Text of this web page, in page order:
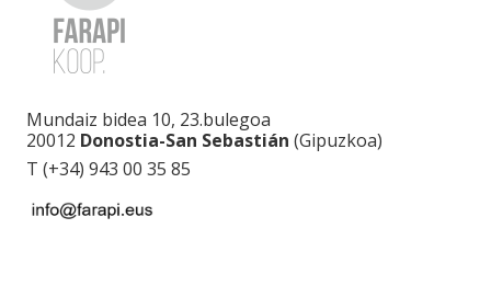
Mundaiz bidea 10, 23.bulegoa
20012 Donostia-San Sebastián (Gipuzkoa)
T (+34) 943 00 35 85